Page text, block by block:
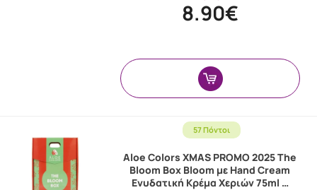
8.90€
57 Πόντοι
Aloe Colors XMAS PROMO 2025 The
Bloom Box Bloom με Hand Cream
Ενυδατική Κρέμα Χεριών 75ml …